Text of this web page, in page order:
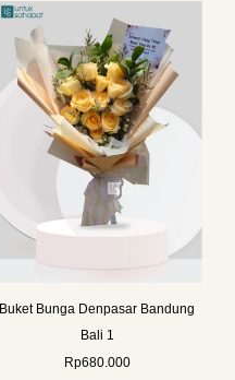
Buket Bunga Denpasar Bandung
Bali 1
Rp680.000